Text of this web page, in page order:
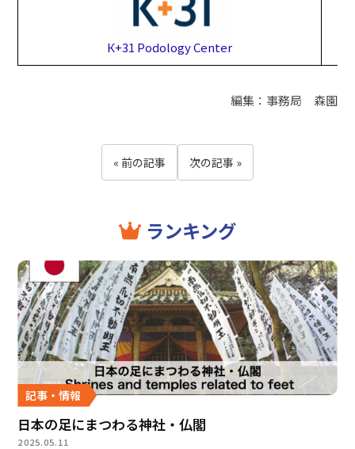
К+31 Podology Center
編集：事務局 森園
« 前の記事 次の記事 »
ランキング
記事・情報
日本の足にまつわる神社・仏閣
2025.05.11